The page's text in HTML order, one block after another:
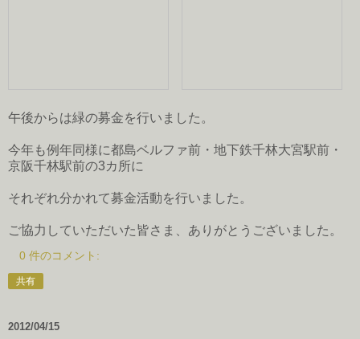
午後からは緑の募金を行いました。
今年も例年同様に都島ベルファ前・地下鉄千林大宮駅前・
京阪千林駅前の3カ所に
それぞれ分かれて募金活動を行いました。
ご協力していただいた皆さま、ありがとうございました。
0 件のコメント:
共有
2012/04/15